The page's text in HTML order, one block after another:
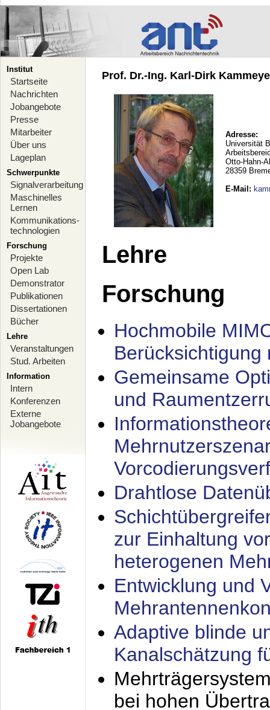
Institut
Startseite
Nachrichten
Jobangebote
Presse
Mitarbeiter
Über uns
Lageplan
Schwerpunkte
Signalverarbeitung
Maschinelles
Lernen
Kommunikations-
technologien
Forschung
Projekte
Open Lab
Demonstrator
Publikationen
Dissertationen
Bücher
Lehre
Veranstaltungen
Stud. Arbeiten
Information
Intern
Konferenzen
Externe
Jobangebote
Prof. Dr.-Ing. Karl-Dirk
Adresse:
Universität
Otto-Hahn-
28359
E-Mail :
Lehre
Forschung
Hochmobile
Berücksichtigung
Gemeinsame
und
Drahtlose
zur Einhaltung
heterogenen
Entwicklung und
Adaptive blinde
Kanalschätzung
bei hohen